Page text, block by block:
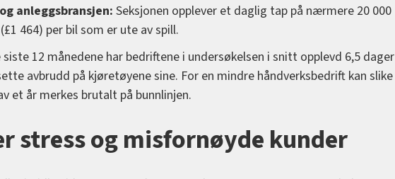
anleggsbransjen: Seksjonen opplever et daglig tap på nærmere 20 000
464) per bil som er ute av spill.
siste 12 månedene har bedriftene i undersøkelsen i snitt opplevd 6,5 dager
avbrudd på kjøretøyene sine. For en mindre håndverksbedrift kan slike
et år merkes brutalt på bunnlinjen.
stress og misfornøyde kunder